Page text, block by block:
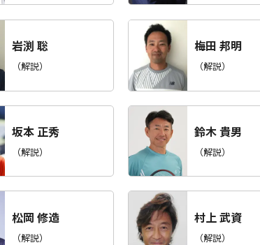
岩渕 聡
（解説）
梅田 邦明
（解説）
坂本 正秀
（解説）
鈴木 貴男
（解説）
松岡 修造
（解説）
村上 武資
（解説）